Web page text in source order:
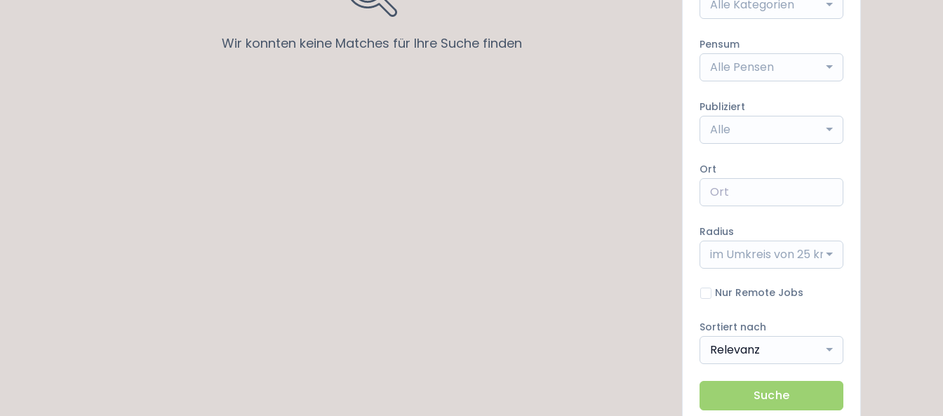
Wir konnten keine Matches für Ihre Suche finden
Alle Kategorien
Pensum
Alle Pensen
Publiziert
Alle
Ort
Radius
im Umkreis von 25 km
Nur Remote Jobs
Sortiert nach
Relevanz
Suche